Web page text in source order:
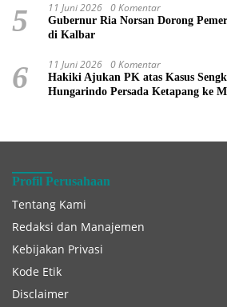
5 11 Juni 2026 0 Komentar
Gubernur Ria Norsan Dorong
di Kalbar
6 11 Juni 2026 0 Komentar
Hakiki Ajukan PK atas Kasus
Hungarindo Persada Ketapang ke
Profil Perusahaan
Tentang Kami
Redaksi dan Manajemen
Kebijakan Privasi
Kode Etik
Disclaimer